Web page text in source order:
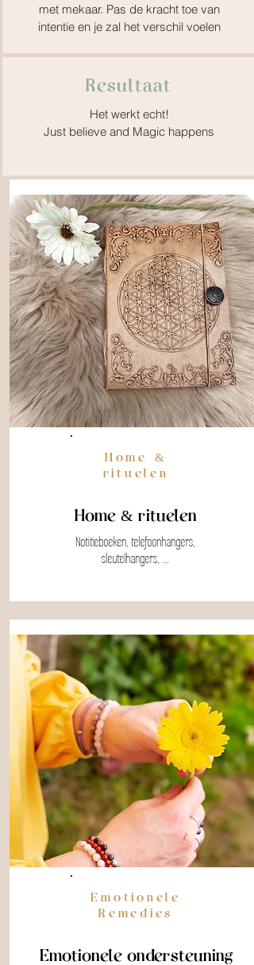
met mekaar. Pas de kracht toe van
intentie en je zal het verschil voelen
Resultaat
Het werkt echt!
Just believe and Magic happens
Home &
rituelen
Home & rituelen
Notitieboeken, telefoonhangers,
sleutelhangers, ...
Emotionele
Remedies
Emotionele ondersteuning